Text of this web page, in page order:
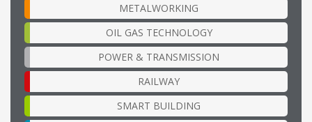
METALWORKING
OIL GAS TECHNOLOGY
POWER & TRANSMISSION
RAILWAY
SMART BUILDING